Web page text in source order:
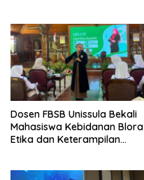
Dosen FBSB Unissula Bekali
Mahasiswa Kebidanan Blora
Etika dan Keterampilan